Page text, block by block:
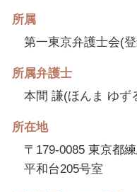
所属
第一東京弁護士会(
所属弁護士
本間 謙(ほんま ゆず
所在地
〒179-0085 東京都
平和台205号室